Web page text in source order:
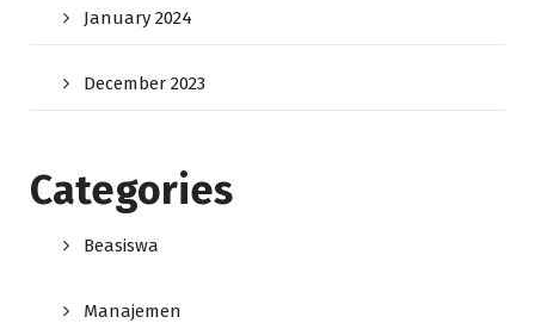
January 2024
December 2023
Categories
Beasiswa
Manajemen